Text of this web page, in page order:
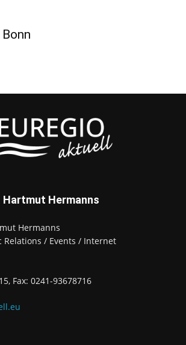
Hartmut Hermanns
Hermanns
Relations / Events / Internet
Fax: 0241-93678716